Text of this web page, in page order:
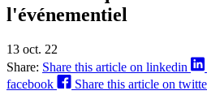
l'événementiel
13 oct. 22
Share: Share this article on linkedin
facebook
Share this article on